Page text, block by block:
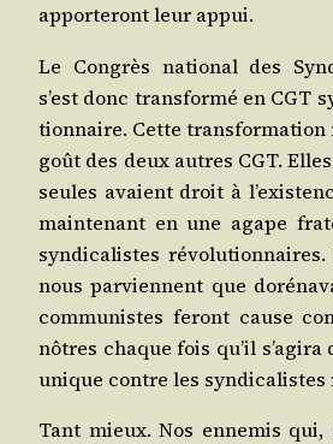
appor­te­ront leur appui.
Le Congrès natio­nal des
s’est donc trans­for­mé en CGT
tion­naire. Cette trans­for­ma­tion
goût des deux autres CGT.
seules avaient droit à
main­te­nant en une agape
syn­di­ca­listes révo­lu­tion­naires.
nous par­viennent que
com­mu­nistes feront cause
nôtres chaque fois qu’il
unique contre les
Tant mieux. Nos enne­mis